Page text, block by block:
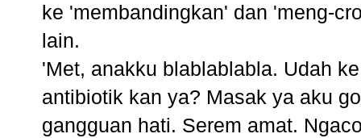
ke 'membandingkan' dan 'meng-
lain.
'Met, anakku blablablabla. Udah
antibiotik kan ya? Masak ya aku
gangguan hati. Serem amat.